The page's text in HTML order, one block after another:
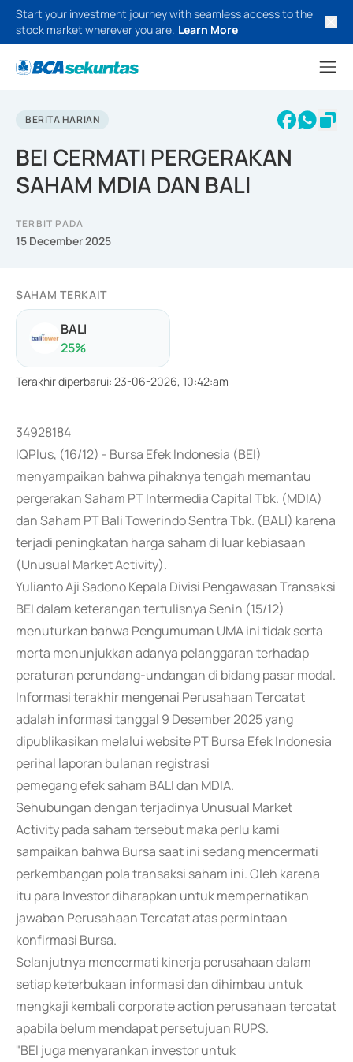
Start your investment journey with seamless access to the
stock market wherever you are. Learn More
BERITA HARIAN
BEI CERMATI PERGERAKAN
SAHAM MDIA DAN BALI
TERBIT PADA
15 December 2025
SAHAM TERKAIT
BALI
25%
Terakhir diperbarui: 23-06-2026, 10:42:am
34928184
IQPlus, (16/12) - Bursa Efek Indonesia (BEI)
menyampaikan bahwa pihaknya tengah memantau
pergerakan Saham PT Intermedia Capital Tbk. (MDIA)
dan Saham PT Bali Towerindo Sentra Tbk. (BALI) karena
terjadi peningkatan harga saham di luar kebiasaan
(Unusual Market Activity).
Yulianto Aji Sadono Kepala Divisi Pengawasan Transaksi
BEI dalam keterangan tertulisnya Senin (15/12)
menuturkan bahwa Pengumuman UMA ini tidak serta
merta menunjukkan adanya pelanggaran terhadap
peraturan perundang-undangan di bidang pasar modal.
Informasi terakhir mengenai Perusahaan Tercatat
adalah informasi tanggal 9 Desember 2025 yang
dipublikasikan melalui website PT Bursa Efek Indonesia
perihal laporan bulanan registrasi
pemegang efek saham BALI dan MDIA.
Sehubungan dengan terjadinya Unusual Market
Activity pada saham tersebut maka perlu kami
sampaikan bahwa Bursa saat ini sedang mencermati
perkembangan pola transaksi saham ini. Oleh karena
itu para Investor diharapkan untuk memperhatikan
jawaban Perusahaan Tercatat atas permintaan
konfirmasi Bursa.
Selanjutnya mencermati kinerja perusahaan dalam
setiap keterbukaan informasi dan dihimbau untuk
mengkaji kembali corporate action perusahaan tercatat
apabila belum mendapat persetujuan RUPS.
"BEI juga menyarankan investor untuk